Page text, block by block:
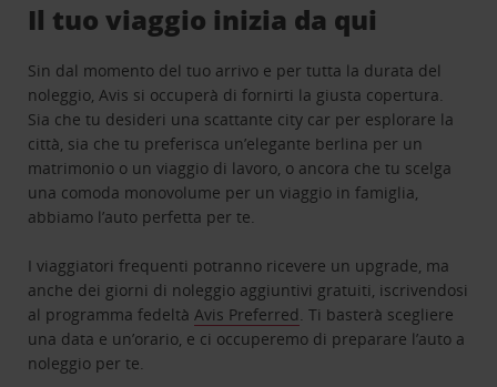
Il tuo viaggio inizia da qui
Sin dal momento del tuo arrivo e per tutta la durata del
noleggio, Avis si occuperà di fornirti la giusta copertura.
Sia che tu desideri una scattante city car per esplorare la
città, sia che tu preferisca un’elegante berlina per un
matrimonio o un viaggio di lavoro, o ancora che tu scelga
una comoda monovolume per un viaggio in famiglia,
abbiamo l’auto perfetta per te.
I viaggiatori frequenti potranno ricevere un upgrade, ma
anche dei giorni di noleggio aggiuntivi gratuiti, iscrivendosi
al programma fedeltàAvis Preferred. Ti basterà scegliere
una data e un’orario, e ci occuperemo di preparare l’auto a
noleggio per te.